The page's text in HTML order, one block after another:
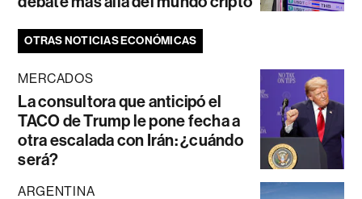
OTRAS NOTICIAS ECONÓMICAS
MERCADOS
La consultora que anticipó el
TACO de Trump le pone fecha a
otra escalada con Irán: ¿cuándo
será?
ARGENTINA